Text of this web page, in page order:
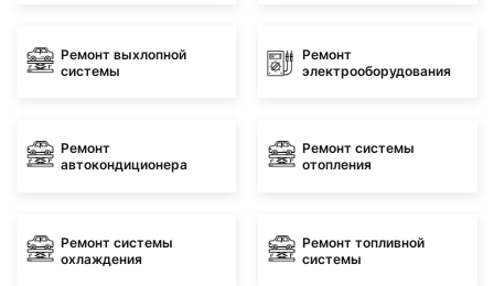
Ремонт выхлопной
системы
Ремонт
электрооборудования
Ремонт
автокондиционера
Ремонт системы
отопления
Ремонт системы
охлаждения
Ремонт топливной
системы